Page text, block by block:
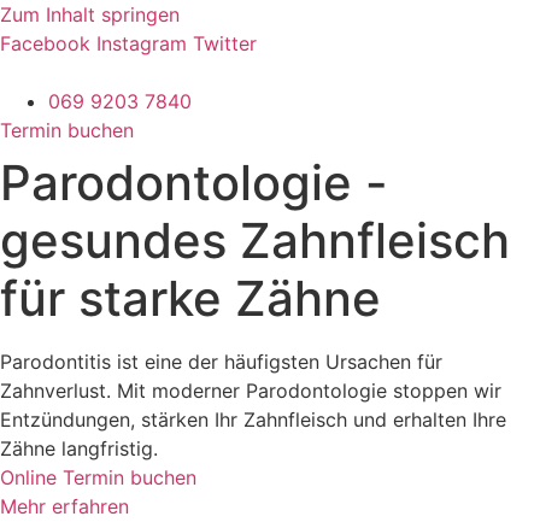
Zum Inhalt springen
Facebook Instagram Twitter
069 9203 7840
Termin buchen
Parodontologie -
gesundes Zahnfleisch
für starke Zähne
Parodontitis ist eine der häufigsten Ursachen für
Zahnverlust. Mit moderner Parodontologie stoppen wir
Entzündungen, stärken Ihr Zahnfleisch und erhalten Ihre
Zähne langfristig.
Online Termin buchen
Mehr erfahren